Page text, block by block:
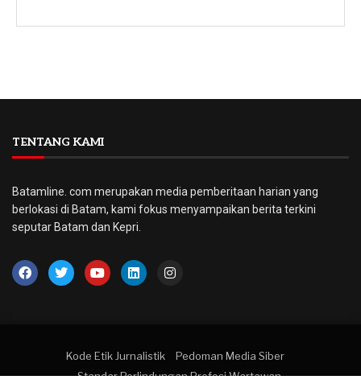
TENTANG KAMI
Batamline. com merupakan media pemberitaan harian yang
berlokasi di Batam, kami fokus menyampaikan berita terkini
seputar Batam dan Kepri.
Kode Etik Jurnalistik
Pedoman Media Siber
Standar Perlindungan Profesi Wartawan